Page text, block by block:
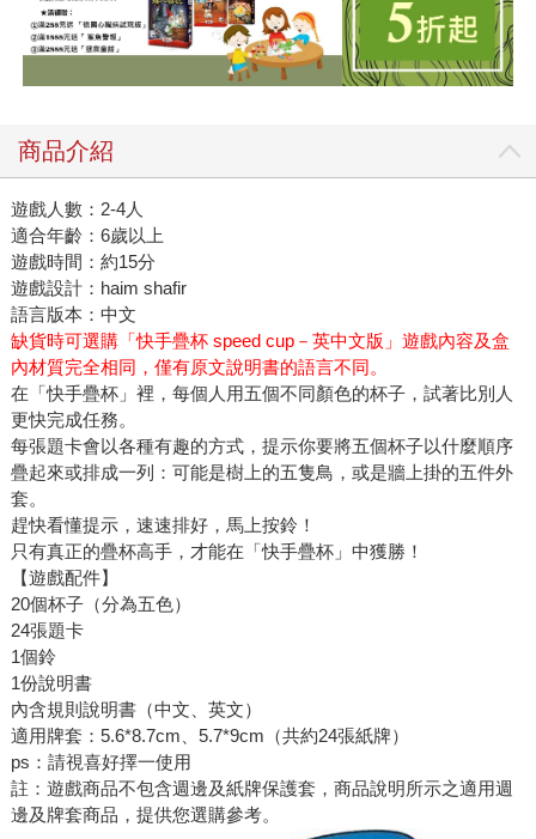
商品介紹
遊戲人數：2-4人
適合年齡：6歲以上
遊戲時間：約15分
遊戲設計：haim shafir
語言版本：中文
缺貨時可選購「快手疊杯 speed cup－英中文版」遊戲內容及盒
內材質完全相同，僅有原文說明書的語言不同。
在「快手疊杯」裡，每個人用五個不同顏色的杯子，試著比別人
更快完成任務。
每張題卡會以各種有趣的方式，提示你要將五個杯子以什麼順序
疊起來或排成一列：可能是樹上的五隻鳥，或是牆上掛的五件外
套。
趕快看懂提示，速速排好，馬上按鈴！
只有真正的疊杯高手，才能在「快手疊杯」中獲勝！
【遊戲配件】
20個杯子（分為五色）
24張題卡
1個鈴
1份說明書
內含規則說明書（中文、英文）
適用牌套：5.6*8.7cm、5.7*9cm（共約24張紙牌）
ps：請視喜好擇一使用
註：遊戲商品不包含週邊及紙牌保護套，商品說明所示之適用週
邊及牌套商品，提供您選購參考。